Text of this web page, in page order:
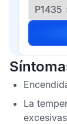
P1435
La